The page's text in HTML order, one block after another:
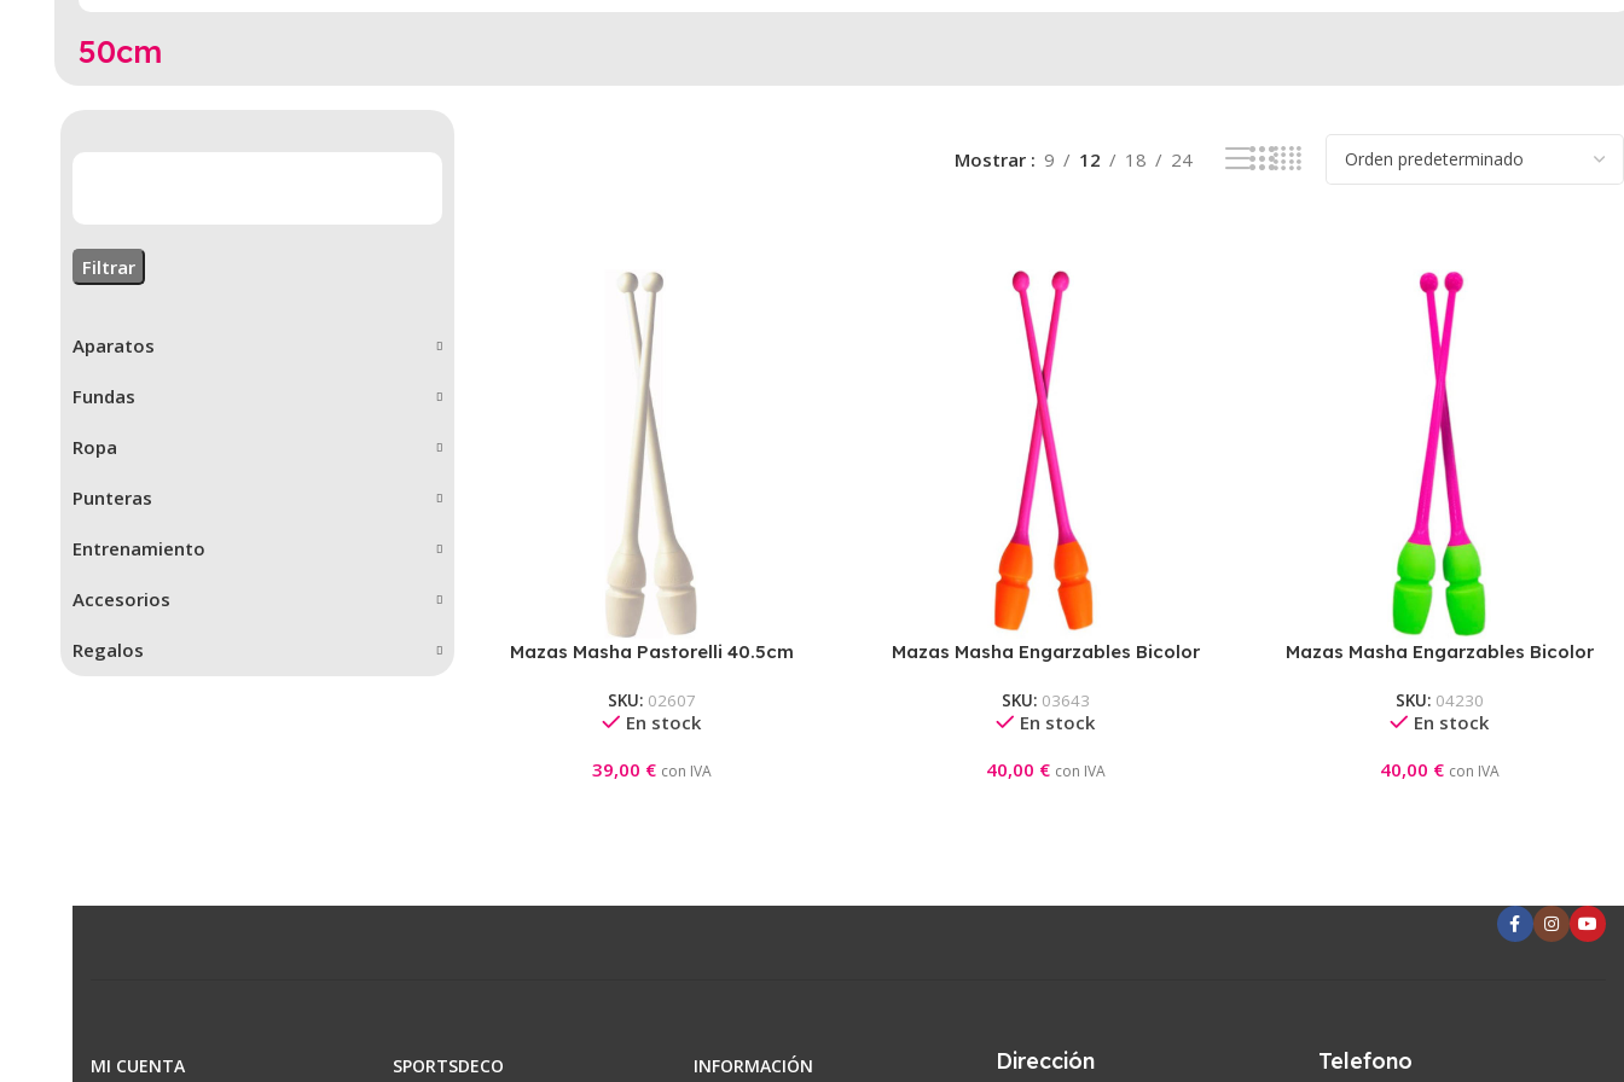
50cm
Filtrar
Aparatos
Fundas
Ropa
Punteras
Entrenamiento
Accesorios
Regalos
Mostrar 9 12 18 24
Mazas Masha Pastorelli 40.5cm
SKU: 02607
En stock
39,00 € con IVA
Mazas Masha Engarzables Bicolor
SKU: 03643
En stock
40,00 € con IVA
Mazas Masha Engarzables Bicolor
SKU: 04230
En stock
40,00 € con IVA
MI CUENTA SPORTSDECO INFORMACIÓN Dirección Telefono